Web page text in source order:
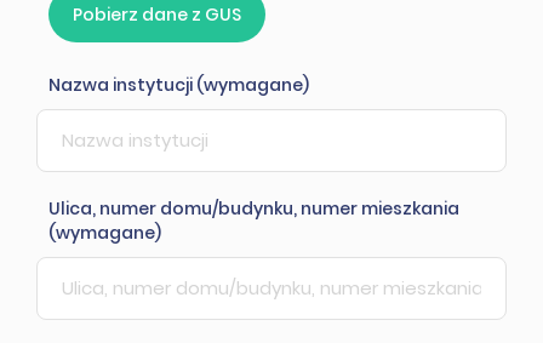
Pobierz dane z GUS
Nazwa instytucji (wymagane)
Ulica, numer domu/budynku, numer mieszkania
(wymagane)